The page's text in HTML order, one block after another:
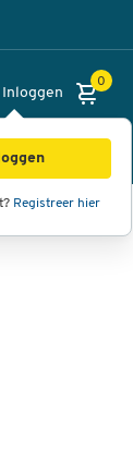
Inloggen
Registreer hier
0